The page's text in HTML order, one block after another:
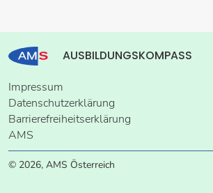
AUSBILDUNGSKOMPASS
Impressum
Datenschutzerklärung
Barrierefreiheitserklärung
AMS
© 2026, AMS Österreich